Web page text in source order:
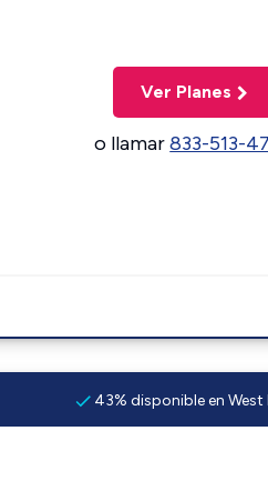
Ver Planes
o llamar833-513-
43% disponible en West